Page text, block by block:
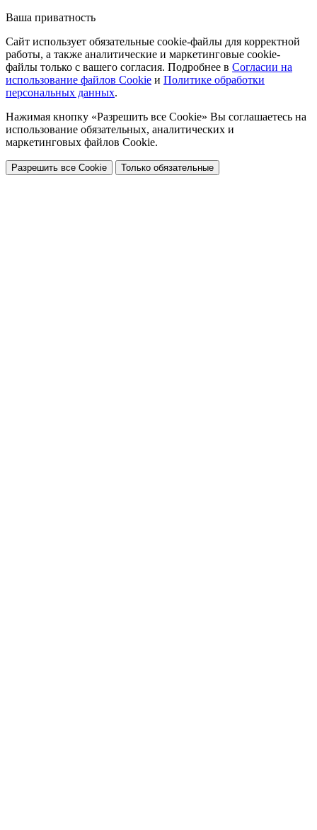
Ваша приватность
Сайт использует обязательные cookie-файлы для корректной
работы, а также аналитические и маркетинговые cookie-
файлы только с вашего согласия. Подробнее в Согласии на
использование файлов Cookie и Политике обработки
персональных данных.
Нажимая кнопку «Разрешить все Cookie» Вы соглашаетесь на
использование обязательных, аналитических и
маркетинговых файлов Cookie.
Разрешить все Cookie Только обязательные